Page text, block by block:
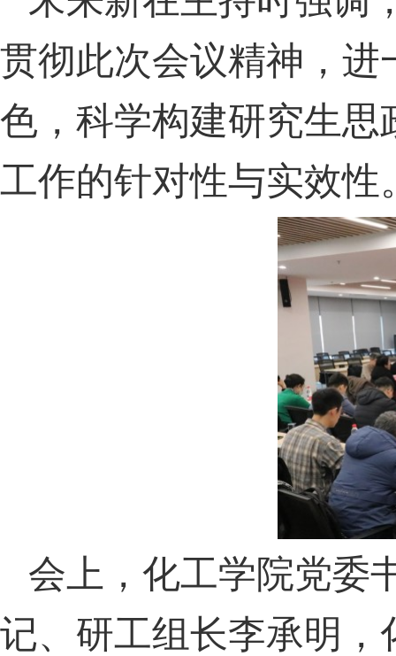
贯彻此次会议精神，
色，科学构建研究生
工作的针对性与实效性
会上，化工学院党委
记、研工组长李承明